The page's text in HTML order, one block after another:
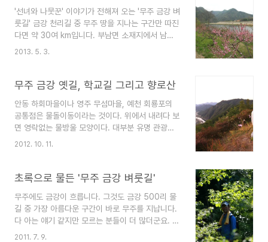
사람들이 이곳을 찾고 있다. 풍경을 즐기며 느린 걸
음으로 걸어도 1시간 30분이면 충분한 거리로 이른
아침이나 늦은 오후에 산책 삼아 걷기 좋은 길이다.
절벽 잔도, 숲길 두 가지 매력 ‘쉼과 돌봄의 숲길’은
'선녀와 나뭇꾼' 이야기가 전해져 오는 '무주 금강 벼
룻길' 금강 천리길 중 무주 땅을 지나는 구간만 따진
다면 약 30여 km입니다. 부남면 소재지에서 남대
천과 합류하는 무주읍 서면까지, 다시 잠시 도로와
아름다운 곳 중 하나는 부남 대소마을에서 밤(栗)소
래 사람 한명 겨우 지나다닐 수 있는 길이 바로 '금
강 벼룻길'입니다. 5월의 금강은 연둣빛입니다. 벼
룻길 입구에 복사꽃이 만발했습니다. 도로가 끝나는
곳에서 이 복사꽃 사잇길을 지나면 곧장 연둣빛 속
로 통하..
2013. 5. 3.
무주 금강 옛길, 학교길 그리고 향로산
안동 하회마을이나 영주 무섬마을, 예천 회룡포의
공통점은 물돌이동이라는 것이다. 위에서 내려다 보
면 영락없는 물방울 모양이다. 대부분 유명 관광지
가 되었지만, 그에 못지 않은 풍광을 가지고 있는 무
이른아침과 해질녘 풍경이 포인트다. 느즈막히 향로
사한 일몰은 담지 못했다. 해발 420m 향로산은 적
상산 주봉과 이름이 같지만 다른 산으로 무주 읍내
바로 뒷산이다. 주민들이 주로 이용하는 산책로가
잘 조성되어 있고, 사진의 금강 물줄기를 내려다 볼
2012. 10. 11.
초록으로 물든 '무주 금강 벼룻길'
무주에도 금강이 흐릅니다. 그것도 금강 500리 물
길 중 가장 아름다운 구간이 바로 무주를 지납니다.
다 아는 얘기 같지만 모르는 분들이 더 많더군요. 무
주를 지나는 금강 걷기 코스 중, 부남면에서 시작해
2011. 7. 9.